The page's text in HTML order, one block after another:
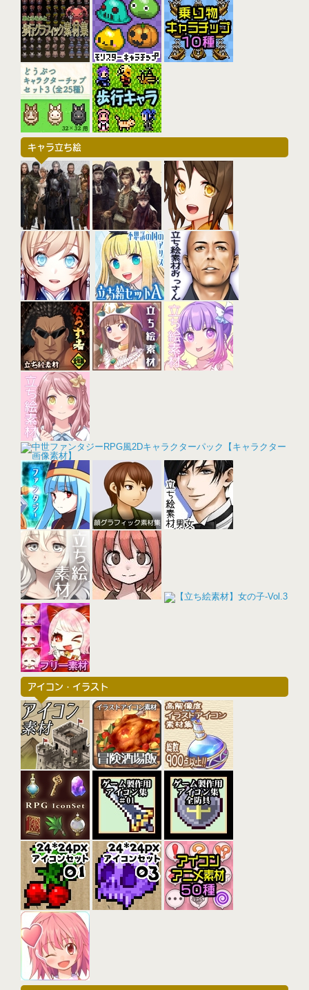
キャラ立ち絵
アイコン・イラスト